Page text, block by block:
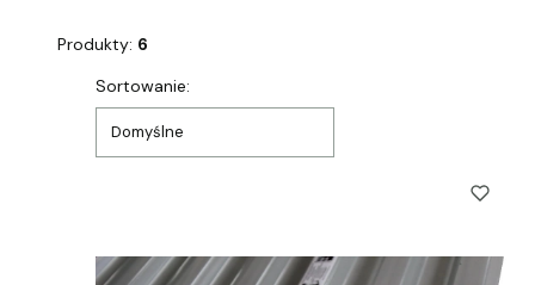
Produkty: 6
Lista produktów
Sortowanie:
Domyślne